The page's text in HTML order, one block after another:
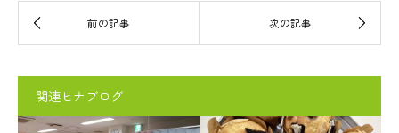
関連ヒナブログ